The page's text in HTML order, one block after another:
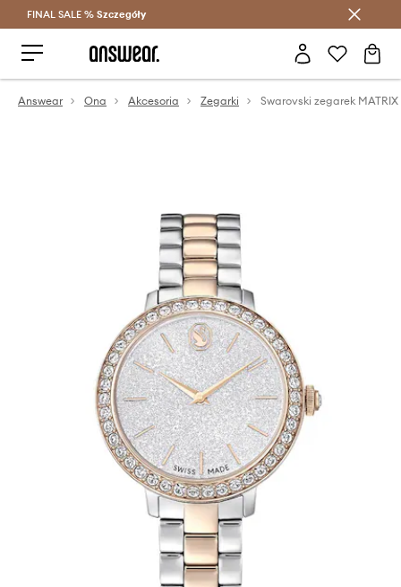
Oszczędzaj z Answear Club >
FINAL SALE % Szczegóły
Answear Ona Akcesoria Zegarki Swarovski zegarek MATRIX